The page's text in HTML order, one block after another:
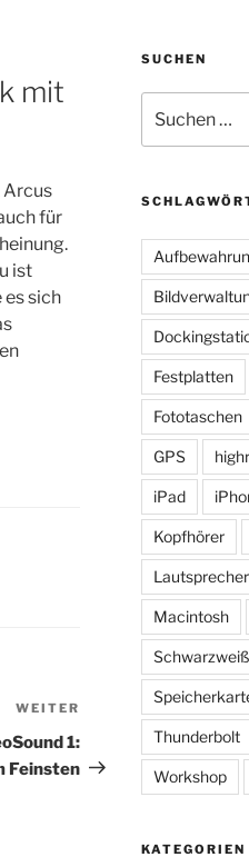
mit
Arcus
für
ist
es sich
Nächster
Beitrag
WEITER
1:
Feinsten
SUCHEN
nach:
Festplatten
Fototaschen
GPS
iPad
Kopfhörer
Lautsprecher
Macintosh
Schwarzweiß
Thunderbolt
Workshop
KATEGORIEN